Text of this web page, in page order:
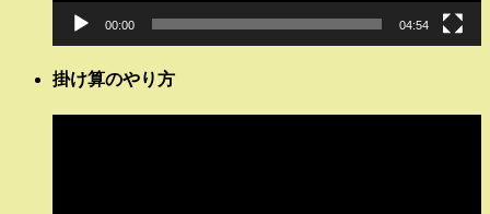
00:00 04:54
掛け算のやり方